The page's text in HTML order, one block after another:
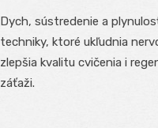
Dych, sústredenie a
techniky, ktoré ukľudnia
zlepšia kvalitu cvičenia i
záťaži.